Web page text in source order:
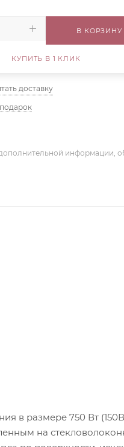
В КОРЗИНУ
КУПИТЬ В 1 КЛИК
доставку
информации,
в размере 750 Вт
на